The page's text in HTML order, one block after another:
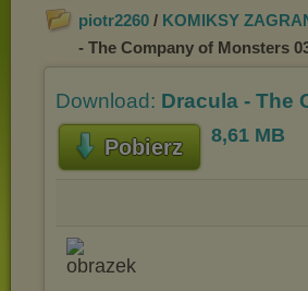
piotr2260 / KOMIKSY
- The Company of Monsters
Download: Dracula - The
Pobierz 8,61 MB